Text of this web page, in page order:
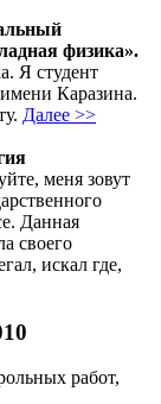
физика».
Я студент
Каразина.
Далее >>
меня зовут
Данная
своего
искал где,
работ,